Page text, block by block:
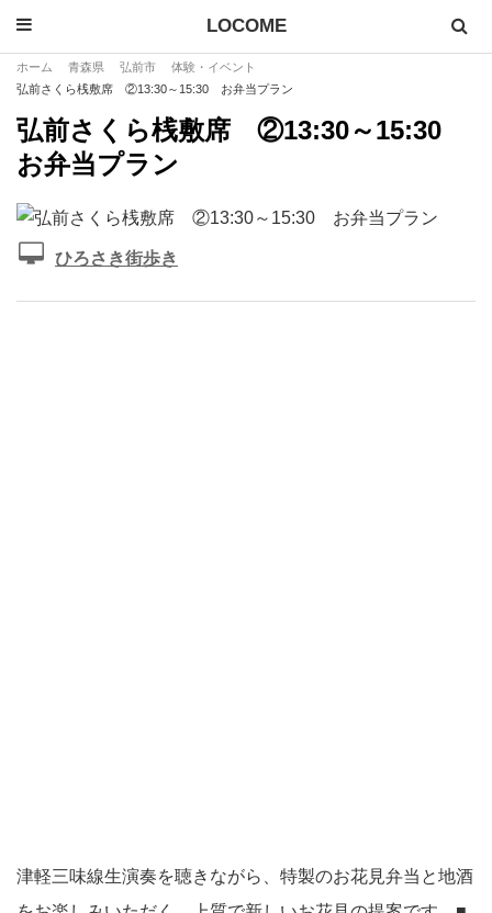
LOCOME
ホーム 青森県 弘前市
体験・イベント
弘前さくら桟敷席 ②13:30～15:30 お弁当プラン
弘前さくら桟敷席 ②13:30～15:30
お弁当プラン
ひろさき街歩き
津軽三味線生演奏を聴きながら、特製のお花見弁当と地酒